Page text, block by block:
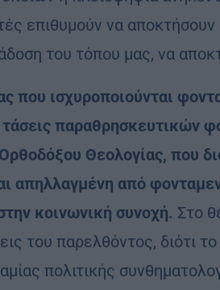
επιθυμούν να
του τόπου μας, να
που ισχυροποιούνται
τάσεις παραθρησκευτικών
Θεολογίας, που
απηλλαγμένη από
κοινωνική συνοχή. Στο
του παρελθόντος, διότι
πολιτικής